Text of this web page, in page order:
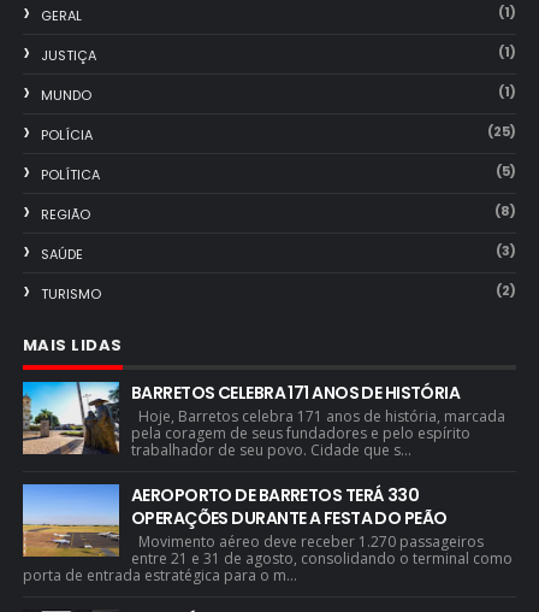
GERAL (1)
JUSTIÇA (1)
MUNDO (1)
POLÍCIA (25)
POLÍTICA (5)
REGIÃO (8)
SAÚDE (3)
TURISMO (2)
MAIS LIDAS
BARRETOS CELEBRA 171 ANOS DE HISTÓRIA
Hoje, Barretos celebra 171 anos de história, marcada
pela coragem de seus fundadores e pelo espírito
trabalhador de seu povo. Cidade que s...
AEROPORTO DE BARRETOS TERÁ 330
OPERAÇÕES DURANTE A FESTA DO PEÃO
Movimento aéreo deve receber 1.270 passageiros
entre 21 e 31 de agosto, consolidando o terminal como
porta de entrada estratégica para o m...